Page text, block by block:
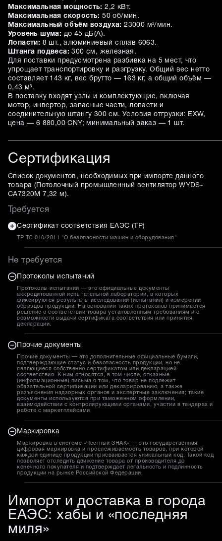
Максимальная мощность: 2,2 кВт.
Максимальная скорость: 50 об/мин.
Максимальный объём воздуха: 23000 м³/мин.
Уровень шума: до 45 дБ(А).
Лопасти: 8 шт., алюминиевый сплав 6063.
Штанга подвеса: 300 см, железная.
Для поставки предусмотрена разбивка на 5 мест, что
упрощает транспортировку и разгрузку. Общий вес нетто
составляет 143 кг, вес брутто — 163 кг, а общий объём —
0,43 м³.
В поставку входят узлы и комплектующие, включая
мотор, инвертор, запасные части, лопасти и
соединительную штангу 300 см. Условия отгрузки: EXW,
цена — 6 880,00 CNY; минимальный заказ — 1 шт.
Сертификация
Список документов, необходимых при импорте данного
товара ( Потолочный промышленный вентилятор WYDS-
CA7320M 7,32 м).
Требуется
Сертификат соответствия ЕАЭС (ТР)
ТР ТС 010/2011 "О безопасности машин и оборудования"
Не требуется
Протоколы испытаний
Протоколы испытаний — это официальные документы
аккредитованной испытательной лаборатории, в которых
фиксируются результаты исследований (испытаний) и измерений
образцов продукции. На основании таких протоколов принимается
решение о соответствии товара установленным требованиям и о
возможности выдачи сертификата соответствия или принятия
декларации.
Прочие документы
Прочие документы — это дополнительные официальные бумаги,
подтверждающие статус и безопасность продукции, но не
являющиеся собственно сертификатом или декларацией
соответствия. К ним относятся, в том числе, отказные
(информационные) письма о том, что товар не подлежит
обязательной сертификации или декларированию, а также
разъяснения надзорных органов и экспертные заключения; такие
документы используются при таможенном оформлении,
взаимодействии с контролирующими органами, участии в тендерах и
работе с маркетплейсами.
Маркировка
Маркировка в системе «Честный ЗНАК» — это государственная
цифровая маркировка и прослеживаемость товаров, при которой
каждой единице продукции присваивается уникальный код. Такой код
позволяет отследить движение товара от производителя до
конечного покупателя и подтверждает легальность и подлинность
продукции на рынке Российской Федерации.
Импорт и доставка в города
ЕАЭС: хабы и «последняя
миля»